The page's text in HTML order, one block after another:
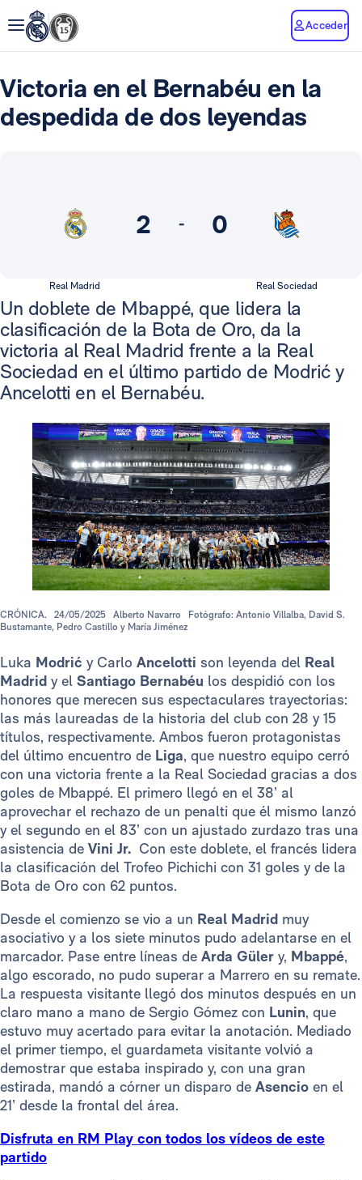
Acceder
Victoria en el Bernabéu en la
despedida de dos leyendas
2 - 0
Real Madrid Real Sociedad
Un doblete de Mbappé, que lidera la
clasificación de la Bota de Oro, da la
victoria al Real Madrid frente a la Real
Sociedad en el último partido de Modrić y
Ancelotti en el Bernabéu.
CRÓNICA. 24/05/2025 Alberto Navarro
Fotógrafo: Antonio Villalba, David S.
Bustamante, Pedro Castillo y María Jiménez
Luka Modrić y Carlo Ancelotti son leyenda del Real
Madrid y el Santiago Bernabéu los despidió con los
honores que merecen sus espectaculares trayectorias:
las más laureadas de la historia del club con 28 y 15
títulos, respectivamente. Ambos fueron protagonistas
del último encuentro de Liga, que nuestro equipo cerró
con una victoria frente a la Real Sociedad gracias a dos
goles de Mbappé. El primero llegó en el 38’ al
aprovechar el rechazo de un penalti que él mismo lanzó
y el segundo en el 83’ con un ajustado zurdazo tras una
asistencia de Vini Jr. Con este doblete, el francés lidera
la clasificación del Trofeo Pichichi con 31 goles y de la
Bota de Oro con 62 puntos.
Desde el comienzo se vio a un Real Madrid muy
asociativo y a los siete minutos pudo adelantarse en el
marcador. Pase entre líneas de Arda Güler y, Mbappé,
algo escorado, no pudo superar a Marrero en su remate.
La respuesta visitante llegó dos minutos después en un
claro mano a mano de Sergio Gómez con Lunin, que
estuvo muy acertado para evitar la anotación. Mediado
el primer tiempo, el guardameta visitante volvió a
demostrar que estaba inspirado y, con una gran
estirada, mandó a córner un disparo de Asencio en el
21’ desde la frontal del área.
Disfruta en RM Play con todos los vídeos de este
partido